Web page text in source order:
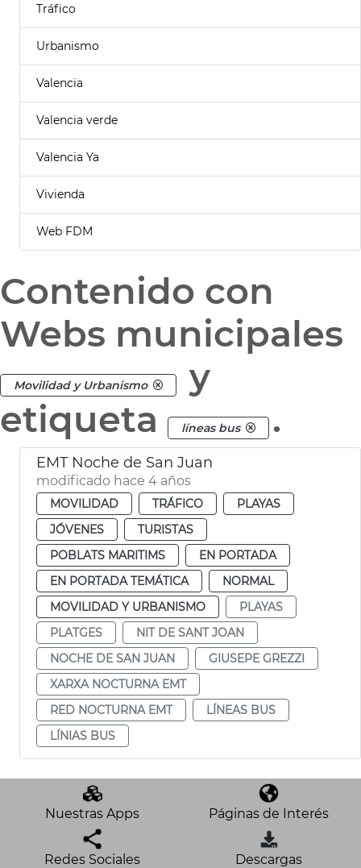
Tráfico
Urbanismo
Valencia
Valencia verde
Valencia Ya
Vivienda
Web FDM
Contenido con
Webs municipales
Movilidad y Urbanismo
y
etiqueta
líneas bus .
EMT Noche de San Juan
modificado hace 4 años
MOVILIDAD TRÁFICO
PLAYAS
JÓVENES
TURISTAS
POBLATS MARITIMS
EN PORTADA
EN PORTADA TEMÁTICA
NORMAL
MOVILIDAD Y URBANISMO
PLAYAS
PLATGES
NIT DE SANT JOAN
NOCHE DE SAN JUAN
GIUSEPE GREZZI
XARXA NOCTURNA EMT
RED NOCTURNA EMT
LÍNEAS BUS
LÍNIAS BUS
Nuestras Apps Páginas de Interés
Redes Sociales Descargas